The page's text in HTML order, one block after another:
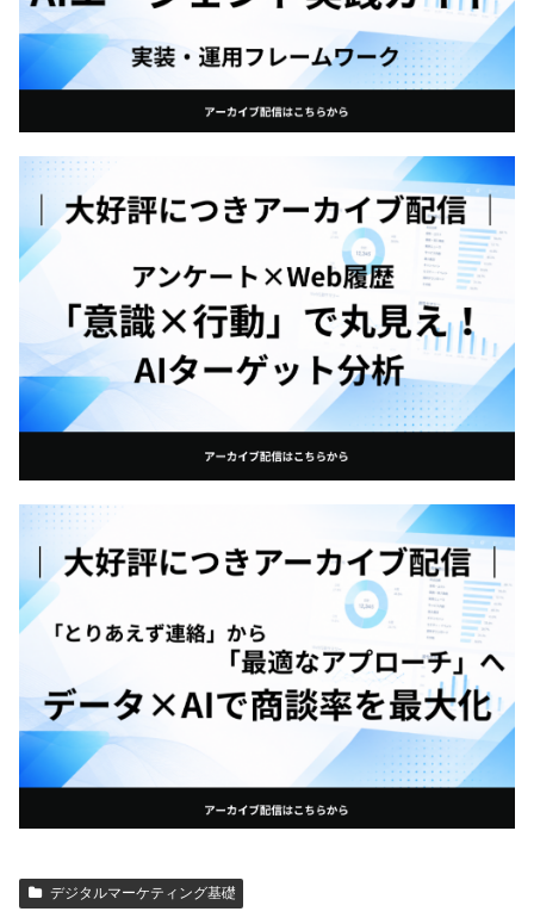
デジタルマーケティング基礎